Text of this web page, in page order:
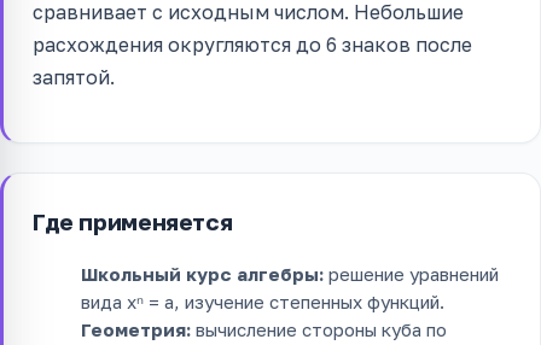
сравнивает с исходным числом. Небольшие
расхождения округляются до 6 знаков после
запятой.
Где применяется
Школьный курс алгебры: решение уравнений
вида xⁿ = a, изучение степенных функций.
Геометрия: вычисление стороны куба по